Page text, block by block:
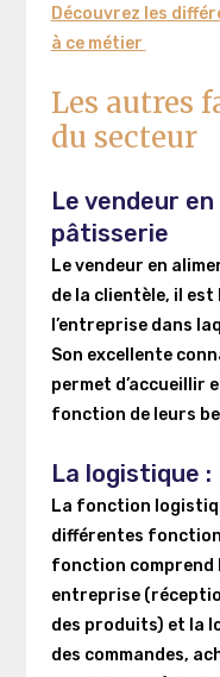
Découvrez les
à ce métier
Les autres
du secteur
Le vendeur
pâtisserie
Le vendeur en
de la clientèle, il est
l’entreprise dans
Son excellente
permet d’accueillir
fonction de leurs
La logistique :
La fonction
différentes
fonction comprend
entreprise
des produits) et la
des commandes,